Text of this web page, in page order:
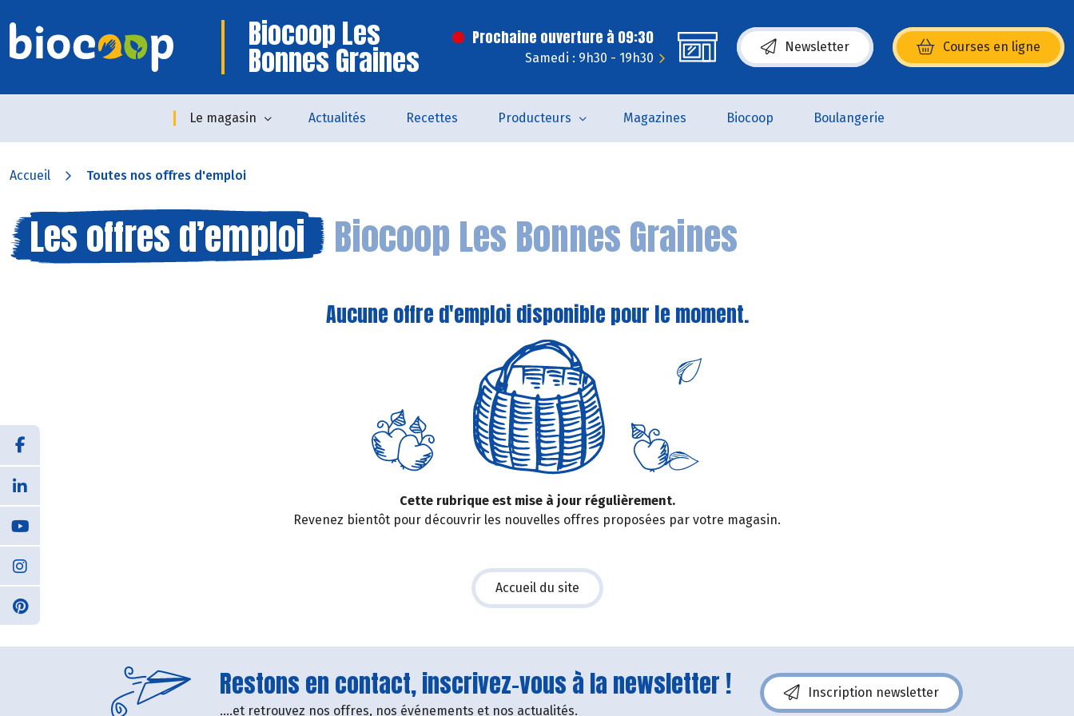
Biocoop Les
Bonnes Graines
Prochaine ouverture à 09:30
Samedi : 9h30 - 19h30
Newsletter Courses en ligne
(s’ouvre dans une nouvelle fenêtre)
Le magasin Actualités Recettes Producteurs Magazines Biocoop Boulangerie
Accueil Toutes nos offres d'emploi
Les offres d’emploi Biocoop Les Bonnes Graines
Aucune offre d'emploi disponible pour le moment.
Cette rubrique est mise à jour régulièrement.
Revenez bientôt pour découvrir les nouvelles offres proposées par votre magasin.
Accueil du site
Restons en contact, inscrivez-vous à la newsletter !
....et retrouvez nos offres, nos événements et nos actualités.
Inscription newsletter